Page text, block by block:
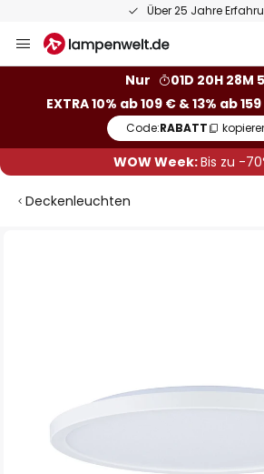
Über 25 Jahre
Inhalt
Nur
01D 20H 28M
EXTRA 10% ab 109 € & 13% ab
Code:RABATT
WOW Week:Bis zu -
Deckenleuchten